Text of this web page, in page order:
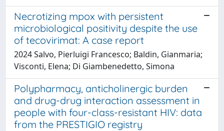
Necrotizing mpox with persistent
microbiological positivity despite the use
of tecovirimat: A case report
2024 Salvo, Pierluigi Francesco; Baldin, Gianmaria;
Visconti, Elena; Di Giambenedetto, Simona
Polypharmacy, anticholinergic burden
and drug-drug interaction assessment in
people with four-class-resistant HIV: data
from the PRESTIGIO registry